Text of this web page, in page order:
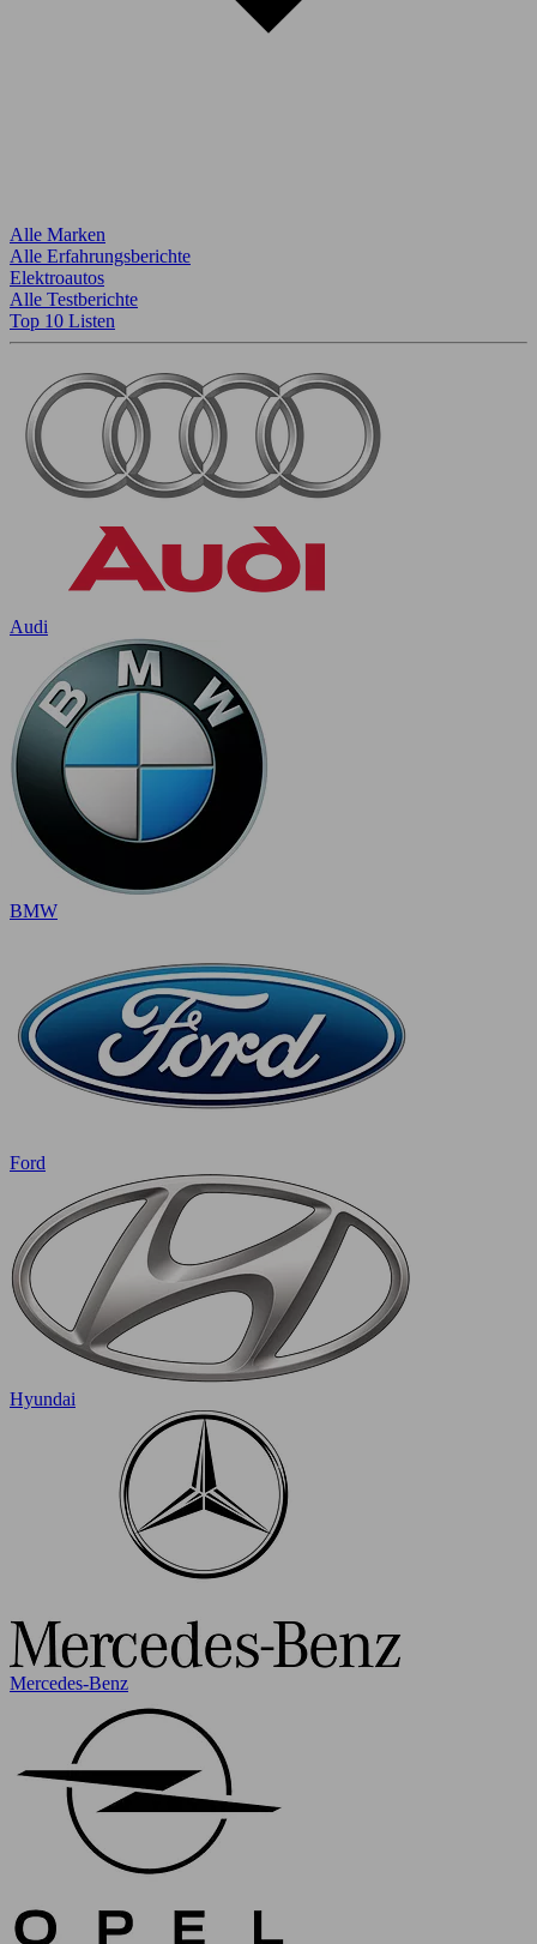
Alle Marken
Alle Erfahrungsberichte
Elektroautos
Alle Testberichte
Top 10 Listen
Audi
BMW
Ford
Hyundai
Mercedes-Benz